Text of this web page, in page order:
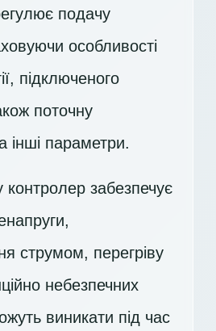
подачу
особливості
підключеного
поточну
інші параметри.
забезпечує
струмом, перегріву
небезпечних
виникати під час